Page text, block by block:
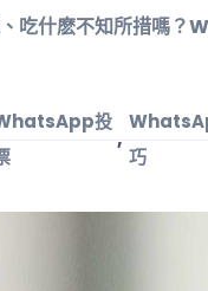
吃什麽不知所措嗎
投
,
巧